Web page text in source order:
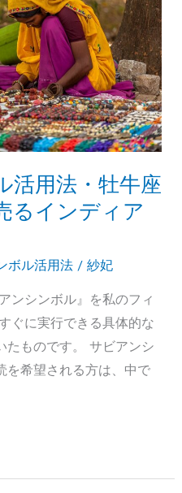
活用法・牡牛座
るインディア
ボル活用法/ 紗妃
シンボル』を私のフィ
ぐに実行できる具体的な
たものです。 サビアンシ
を希望される方は、中で